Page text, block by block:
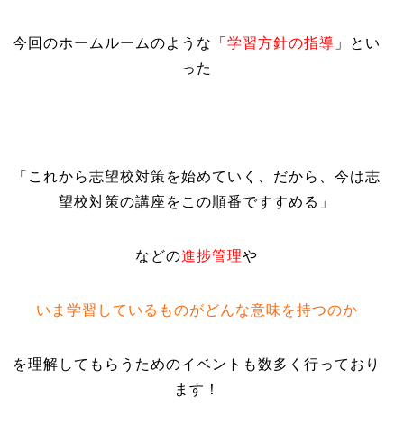
今回のホームルームのような「学習方針の指導 」とい
った
「 これから志望校対策を始めていく、だから、今は志
望校対策の講座をこの順番ですすめる 」
などの進捗管理や
いま学習しているものがどんな意味を持つのか
を理解してもらうためのイベントも数多く行っており
ます！